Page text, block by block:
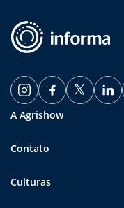
A Agrishow
Contato
Culturas